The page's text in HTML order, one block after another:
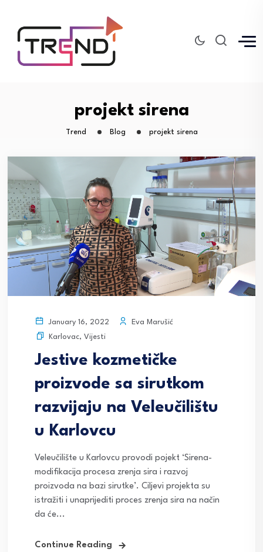
projekt sirena
Trend Blog projekt sirena
January 16, 2022
Eva Marušić
Karlovac, Vijesti
Jestive kozmetičke
proizvode sa sirutkom
razvijaju na Veleučilištu
u Karlovcu
Veleučilište u Karlovcu provodi pojekt ‘Sirena-
modifikacija procesa zrenja sira i razvoj
proizvoda na bazi sirutke’. Ciljevi projekta su
istražiti i unaprijediti proces zrenja sira na način
da će...
Continue Reading